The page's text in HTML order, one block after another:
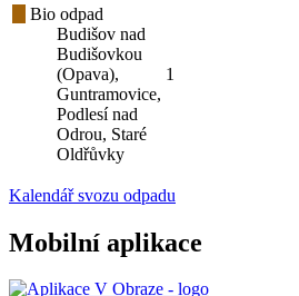
Bio odpad
Budišov nad
Budišovkou
(Opava),
Guntramovice,
Podlesí nad
Odrou, Staré
Oldřůvky
1
Kalendář svozu odpadu
Mobilní aplikace